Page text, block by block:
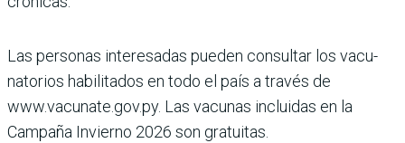
Las personas interesadas pueden consultar los vacu­
natorios habilitados en todo el país a través de
www.vacunate.gov.py. Las vacu­nas incluidas en la
Campaña Invierno 2026 son gratuitas.